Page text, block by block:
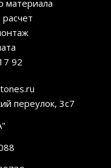
материала
92
переулок, 3с7